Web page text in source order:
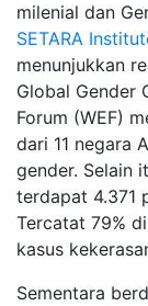
milenial dan
SETARA
menunjukkan
Global Gender
Forum (WEF)
dari 11 negara
gender. Selain
terdapat 4.371
Tercatat 79%
kasus
Sementara